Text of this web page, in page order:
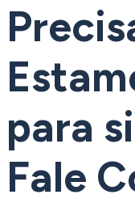
para
Fale